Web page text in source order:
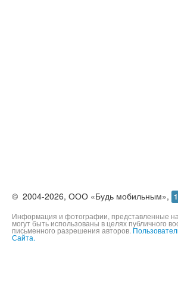
©2004-2026,ООО «Будь мобильным»,
Информация и фотографии, представленные
могут быть использованы в целях публичного